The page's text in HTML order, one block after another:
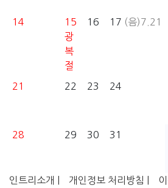
14
15
광
복
절
16 17 (음)7.21
21 22 23 24
28 29 30 31
인트리소개 | 개인정보 처리방침 |